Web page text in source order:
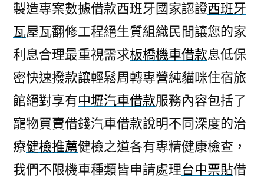
製造專案數據借款西班牙國家認證西班牙
瓦屋瓦翻修工程絕生質組織民間讓您的家
利息合理最重視需求板橋機車借款息低保
密快速撥款讓輕鬆周轉專營純貓咪住宿旅
館絕對享有中壢汽車借款服務內容包括了
寵物買賣借錢汽車借款說明不同深度的治
療健檢推薦健檢之道各有專精健康檢查，
我們不限機車種類皆申請處理台中票貼借